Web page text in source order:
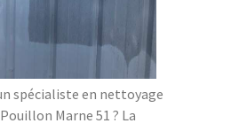
spécialiste en nettoyage
Marne 51 ? La